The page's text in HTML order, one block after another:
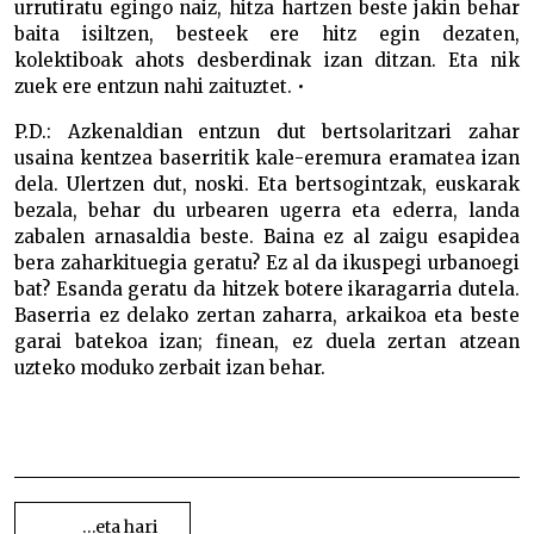
urrutiratu egingo naiz, hitza hartzen beste jakin behar
baita isiltzen, besteek ere hitz egin dezaten,
kolektiboak ahots desberdinak izan ditzan. Eta nik
zuek ere entzun nahi zaituztet. •
P.D.: Azkenaldian entzun dut bertsolaritzari zahar
usaina kentzea baserritik kale-eremura eramatea izan
dela. Ulertzen dut, noski. Eta bertsogintzak, euskarak
bezala, behar du urbearen ugerra eta ederra, landa
zabalen arnasaldia beste. Baina ez al zaigu esapidea
bera zaharkituegia geratu? Ez al da ikuspegi urbanoegi
bat? Esanda geratu da hitzek botere ikaragarria dutela.
Baserria ez delako zertan zaharra, arkaikoa eta beste
garai batekoa izan; finean, ez duela zertan atzean
uzteko moduko zerbait izan behar.
BIDALKETETAN
…eta hari